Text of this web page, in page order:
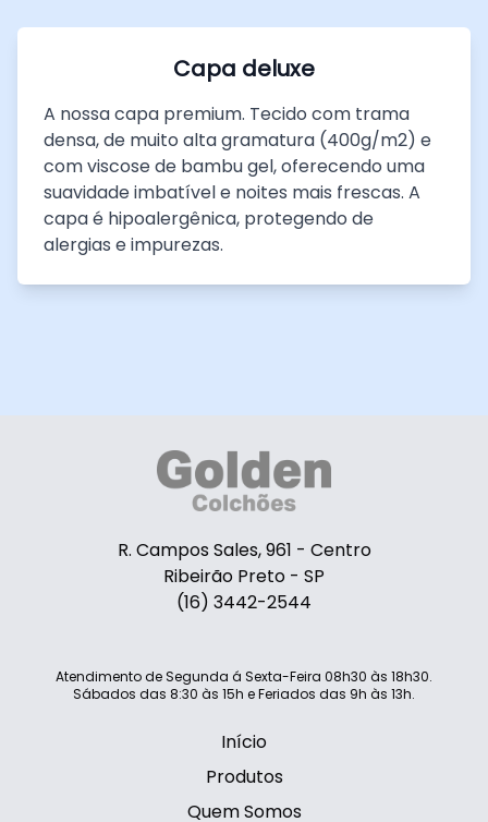
Capa deluxe
A nossa capa premium. Tecido com trama
densa, de muito alta gramatura (400g/m2) e
com viscose de bambu gel, oferecendo uma
suavidade imbatível e noites mais frescas. A
capa é hipoalergênica, protegendo de
alergias e impurezas.
R. Campos Sales, 961 - Centro
Ribeirão Preto - SP
(16) 3442-2544
Atendimento de Segunda á Sexta-Feira 08h30 às 18h30.
Sábados das 8:30 às 15h e Feriados das 9h às 13h.
Início
Produtos
Quem Somos